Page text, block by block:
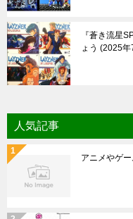
『蒼き流星
ょう
2025年
人気記事
アニメやゲ